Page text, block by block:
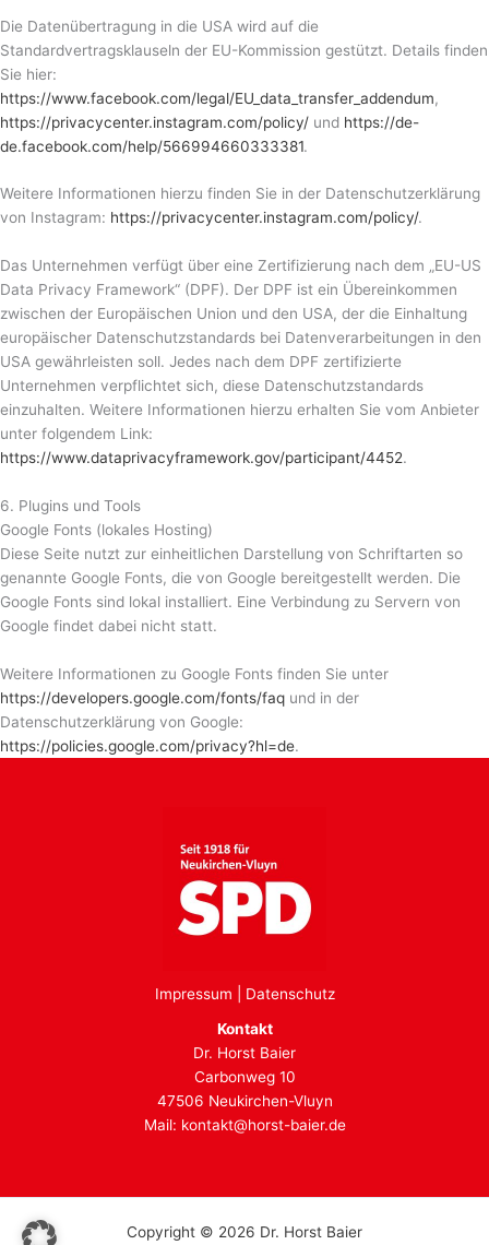
Die Datenübertragung in die USA wird auf die
Standardvertragsklauseln der EU-Kommission gestützt. Details finden
Sie hier:
https://www.facebook.com/legal/EU_data_transfer_addendum,
https://privacycenter.instagram.com/policy/ und https://de-
de.facebook.com/help/566994660333381.
Weitere Informationen hierzu finden Sie in der Datenschutzerklärung
von Instagram: https://privacycenter.instagram.com/policy/.
Das Unternehmen verfügt über eine Zertifizierung nach dem „EU-US
Data Privacy Framework“ (DPF). Der DPF ist ein Übereinkommen
zwischen der Europäischen Union und den USA, der die Einhaltung
europäischer Datenschutzstandards bei Datenverarbeitungen in den
USA gewährleisten soll. Jedes nach dem DPF zertifizierte
Unternehmen verpflichtet sich, diese Datenschutzstandards
einzuhalten. Weitere Informationen hierzu erhalten Sie vom Anbieter
unter folgendem Link:
https://www.dataprivacyframework.gov/participant/4452.
6. Plugins und Tools
Google Fonts (lokales Hosting)
Diese Seite nutzt zur einheitlichen Darstellung von Schriftarten so
genannte Google Fonts, die von Google bereitgestellt werden. Die
Google Fonts sind lokal installiert. Eine Verbindung zu Servern von
Google findet dabei nicht statt.
Weitere Informationen zu Google Fonts finden Sie unter
https://developers.google.com/fonts/faq und in der
Datenschutzerklärung von Google:
https://policies.google.com/privacy?hl=de.
Impressum
Datenschutz
Kontakt
Dr. Horst Baier
Carbonweg 10
47506 Neukirchen-Vluyn
Mail: kontakt@horst-baier.de
Copyright © 2026 Dr. Horst Baier